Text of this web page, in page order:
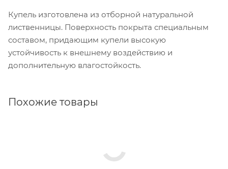
Купель изготовлена из отборной натуральной
лиственницы. Поверхность покрыта специальным
составом, придающим купели высокую
устойчивость к внешнему воздействию и
дополнительную влагостойкость.
Похожие товары